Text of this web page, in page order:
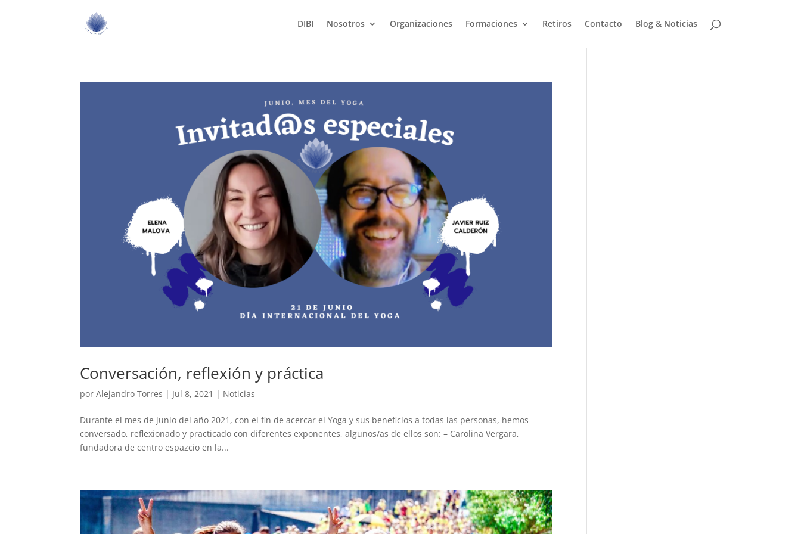
DIBI Nosotros Organizaciones Formaciones Retiros Contacto Blog & Noticias
Conversación, reflexión y práctica
porAlejandro Torres | Jul 8, 2021 | Noticias
Durante el mes de junio del año 2021, con el fin de acercar el Yoga y sus beneficios a todas las personas, hemos
conversado, reflexionado y practicado con diferentes exponentes, algunos/as de ellos son: – Carolina Vergara,
fundadora de centro espazcio en la...